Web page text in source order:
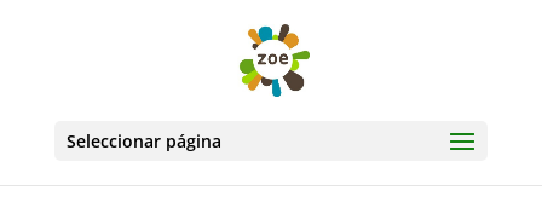
Seleccionar página